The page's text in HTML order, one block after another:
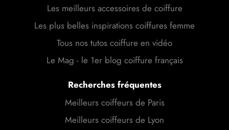
Les meilleurs accessoires de coiffure
Les plus belles inspirations coiffures femme
Tous nos tutos coiffure en vidéo
Le Mag - le 1er blog coiffure français
Recherches fréquentes
Meilleurs coiffeurs de Paris
Meilleurs coiffeurs de Lyon